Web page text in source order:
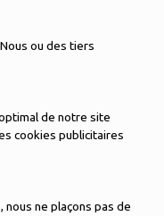
ou des tiers
de notre site
cookies publicitaires
ne plaçons pas de